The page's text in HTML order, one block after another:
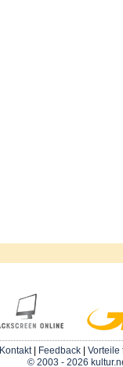
Kontakt| Feedback| Vorteile
© 2003 - 2026